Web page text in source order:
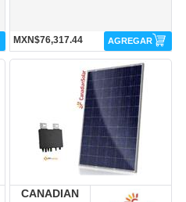
MXN$76,317.44 AGREGAR
DYR-SYSFV-1.58K-CANADIAN SOLAR
CANADIAN
CANADIAN SOLAR